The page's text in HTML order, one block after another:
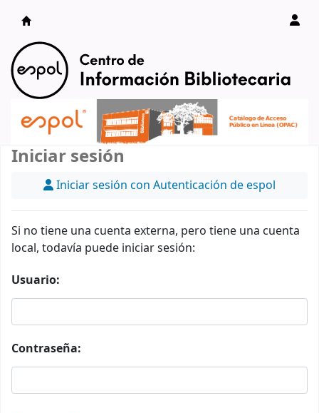
Catálogo en línea
Iniciar sesión
Iniciar sesión con Autenticación de espol
Si no tiene una cuenta externa, pero tiene una cuenta
local, todavía puede iniciar sesión:
Usuario:
Contraseña: